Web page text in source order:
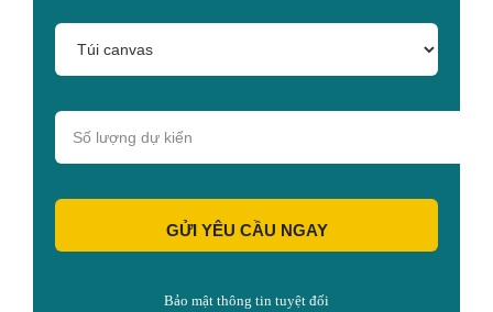
GỬI YÊU CẦU NGAY
Bảo mật thông tin tuyệt đối